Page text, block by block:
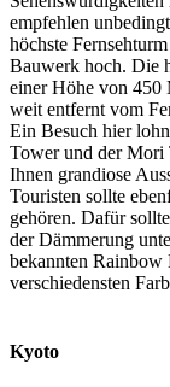
empfehlen
höchste
Bauwerk hoch. Die
einer Höhe von 450
weit entfernt vom
Ein Besuch hier
Tower und der Mori
Ihnen grandiose
Touristen sollte
gehören. Dafür
der Dämmerung
bekannten Rainbow
verschiedensten
Kyoto